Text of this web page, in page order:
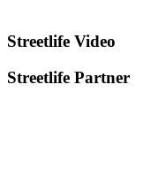
Streetlife Video
Streetlife Partner